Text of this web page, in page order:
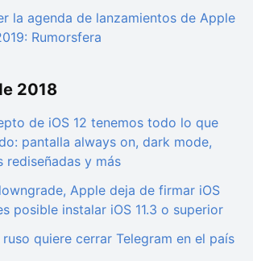
la agenda de lanzamientos de Apple
Rumorsfera
2018
de iOS 12 tenemos todo lo que
pantalla always on, dark mode,
rediseñadas y más
Apple deja de firmar iOS
posible instalar iOS 11.3 o superior
ruso quiere cerrar Telegram en el país